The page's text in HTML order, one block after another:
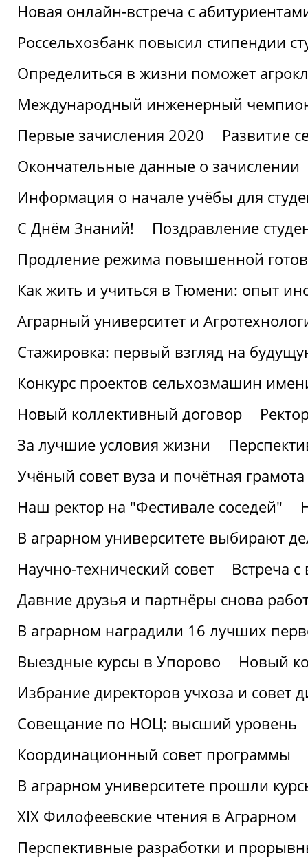
Новая онлайн-встреча с
Россельхозбанк повысил стипендии
Определиться в жизни поможет
Международный инженерный
Первые зачисления 2020
Развитие
Окончательные данные о зачислении
Информация о начале учёбы для
С Днём Знаний!
Поздравление
Продление режима повышенной
Как жить и учиться в Тюмени: опыт
Аграрный университет и
Стажировка: первый взгляд на
Конкурс проектов сельхозмашин
Новый коллективный договор
За лучшие условия жизни
Учёный совет вуза и почётная
Наш ректор на "Фестивале соседей"
В аграрном университете выбирают
Научно-технический совет
Встреча
Давние друзья и партнёры снова
В аграрном наградили 16 лучших
Выездные курсы в Упорово
Новый
Избрание директоров учхоза и совет
Совещание по НОЦ: высший уровень
Координационный совет программы
В аграрном университете прошли
XIX Филофеевские чтения в Аграрном
Перспективные разработки и